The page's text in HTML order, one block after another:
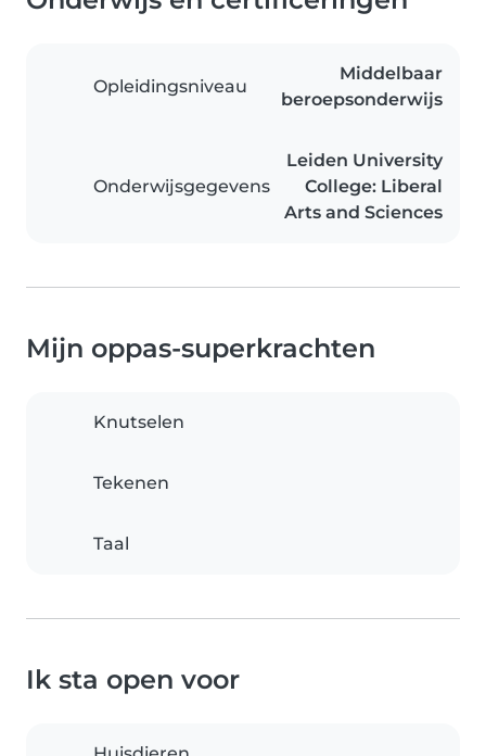
Opleidingsniveau
Middelbaar
beroepsonderwijs
Onderwijsgegevens
Leiden University
College: Liberal
Arts and Sciences
Mijn oppas-superkrachten
Knutselen
Tekenen
Taal
Ik sta open voor